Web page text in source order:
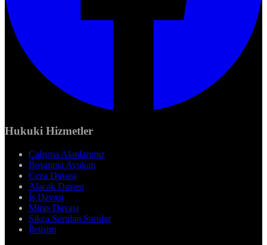
Hukuki Hizmetler
Çalışma Alanlarımız
Boşanma Avukatı
Ceza Davası
Alacak Davası
İş Davası
Miras Davası
Sıkça Sorulan Sorular
İletişim